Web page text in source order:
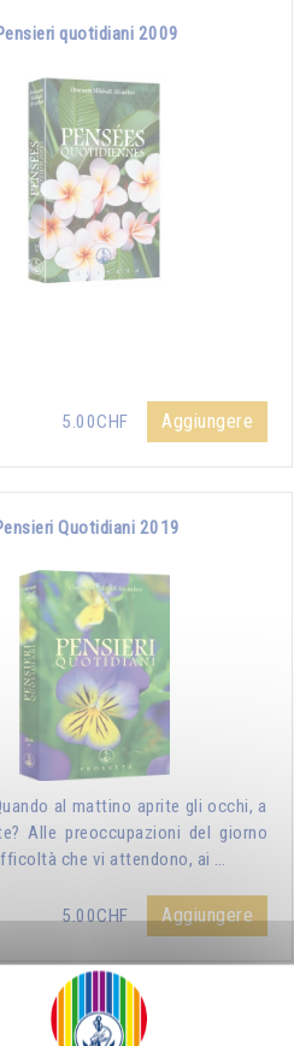
quotidiani 2009
5.00CHF Aggiungere
Quotidiani 2019
al mattino aprite gli occhi, a
Alle preoccupazioni del giorno
che vi attendono, ai …
5.00CHF Aggiungere
Vous voulez